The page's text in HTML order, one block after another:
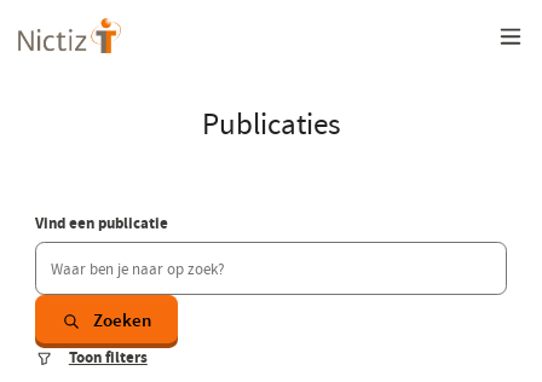
Overslaan
en
Publicaties
Vind een publicatie
Zoeken
Toon filters